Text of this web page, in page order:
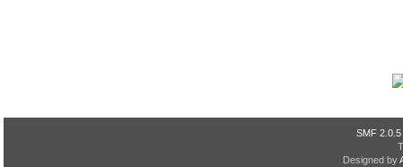
SMF 2.0.5
Designed by